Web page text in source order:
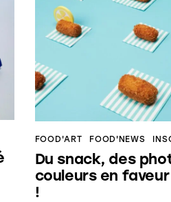
FOOD'ART FOOD'NEWS
Du snack, des
couleurs en
!